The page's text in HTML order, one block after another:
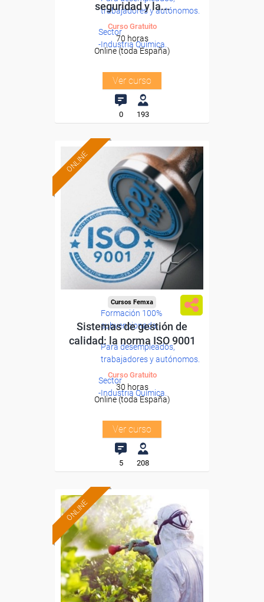
trabajadores y autónomos.
Sector
-Industria Química.
seguridad y la...
Curso Gratuito
70 horas
Online (toda España)
Ver curso
0 193
ONLINE
Formación 100%
subvencionada.
Para desempleados,
trabajadores y autónomos.
Sector
-Industria Química.
Cursos Femxa
Sistemas de gestión de
calidad: la norma ISO 9001
Curso Gratuito
30 horas
Online (toda España)
Ver curso
5 208
ONLINE